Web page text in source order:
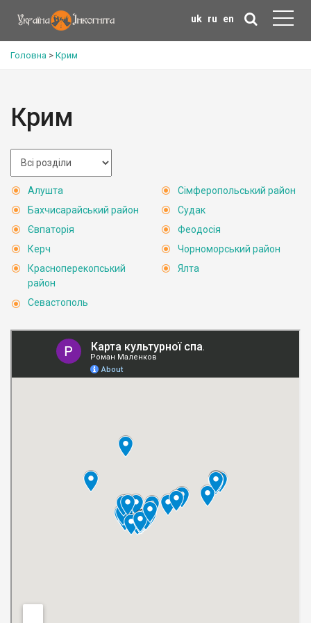
uk ru en
Головна > Крим
Крим
Алушта
Бахчисарайський район
Євпаторія
Керч
Красноперекопський
район
Севастополь
Сімферопольський район
Судак
Феодосія
Чорноморський район
Ялта